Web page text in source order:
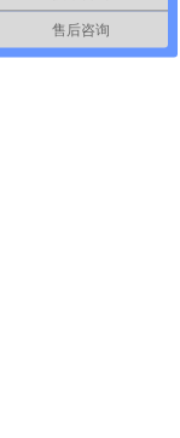
售后咨询